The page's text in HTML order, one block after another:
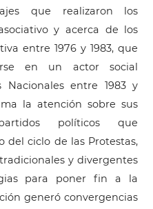
que realizaron los
y acerca de los
entre 1976 y 1983, que
en un actor social
Nacionales entre 1983 y
la atención sobre sus
políticos que
del ciclo de las Protestas,
y divergentes
para poner fin a la
generó convergencias